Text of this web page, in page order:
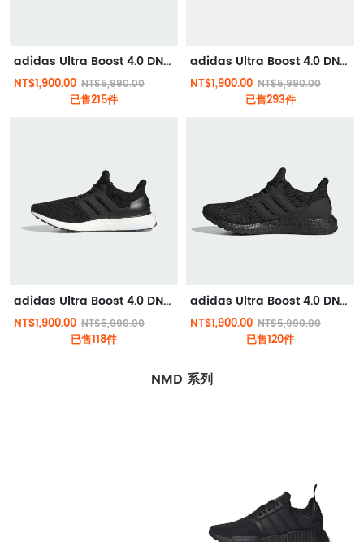
adidas Ultra Boost 4.0 DNA 跑鞋 白色
NT$1,900.00 NT$5,990.00
已售215件
adidas Ultra Boost 4.0 DNA 跑鞋 黑金
NT$1,900.00 NT$5,990.00
已售293件
adidas Ultra Boost 4.0 DNA 跑鞋 黑色
NT$1,900.00 NT$5,990.00
已售118件
adidas Ultra Boost 4.0 DNA 跑鞋 純黑
NT$1,900.00 NT$5,990.00
已售120件
NMD 系列